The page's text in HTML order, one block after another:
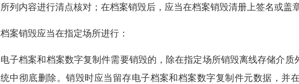
所列内容进行清点核对；在档案销毁后，应当在档案销毁清册上签名或盖
档案销毁应当在指定场所进行：
电子档案和档案数字复制件需要销毁的，除在指定场所销毁离线存储介
统中彻底删除。销毁时应当留存电子档案和档案数字复制件元数据，并